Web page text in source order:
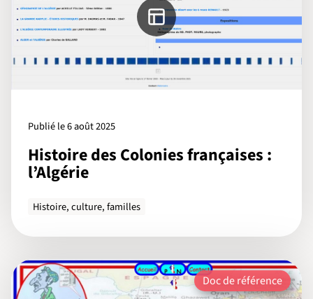
Publié le 6 août 2025
Histoire des Colonies françaises :
l’Algérie
Histoire, culture, familles
Doc de référence